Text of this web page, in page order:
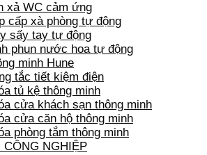
xả WC cảm ứng
cấp xà phòng tự động
sấy tay tự động
phun nước hoa tự động
minh Hune
tắc tiết kiệm điện
tủ kệ thông minh
cửa khách sạn thông minh
cửa căn hộ thông minh
phòng tắm thông minh
CÔNG NGHIỆP